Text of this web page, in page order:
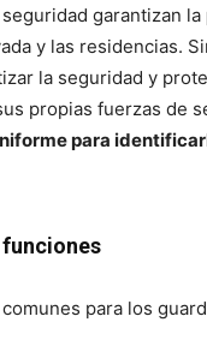
garantizan la
y las residencias.
la seguridad y
propias fuerzas de
para
para los